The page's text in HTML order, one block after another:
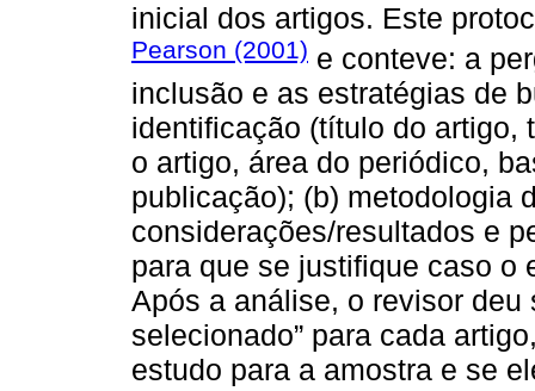
inicial dos artigos. Este
Pearson (2001) e conteve: a
inclusão e as estratégias de
identificação (título do artigo,
o artigo, área do periódico,
publicação); (b) metodologia
considerações/resultados e
para que se justifique caso o
Após a análise, o revisor deu
selecionado” para cada
estudo para a amostra e se